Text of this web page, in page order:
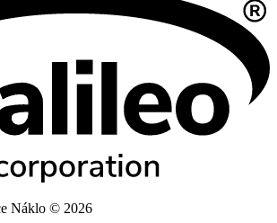
Náklo © 2026